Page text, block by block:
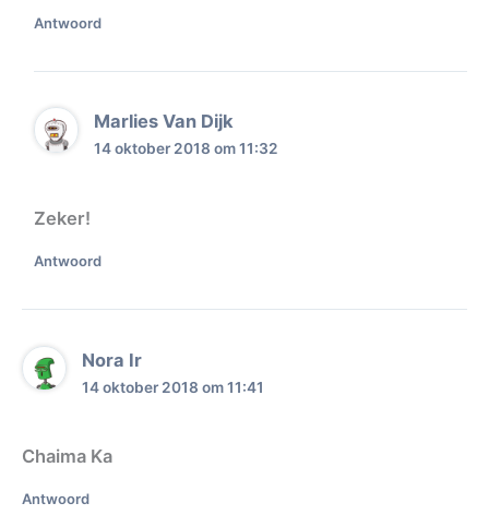
Antwoord
Marlies Van Dijk
14 oktober 2018 om 11:32
Zeker!
Antwoord
Nora Ir
14 oktober 2018 om 11:41
Chaima Ka
Antwoord